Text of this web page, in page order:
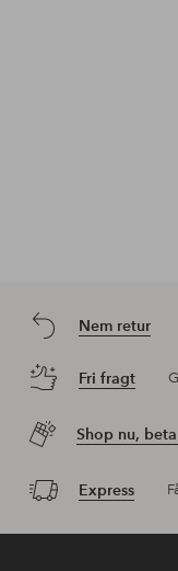
Nem retur
Fri fragt
Shop nu,
Express